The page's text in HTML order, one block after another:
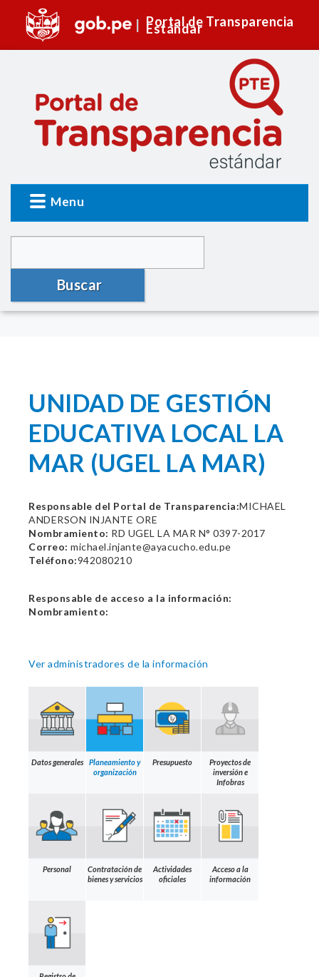
Portal de Transparencia
Estándar
Menu
Buscar
UNIDAD DE GESTIÓN
EDUCATIVA LOCAL LA
MAR (UGEL LA MAR)
Responsable del Portal de Transparencia:MICHAEL
ANDERSON INJANTE ORE
Nombramiento: RD UGEL LA MAR N° 0397-2017
Correo: michael.injante@ayacucho.edu.pe
Teléfono:942080210
Responsable de acceso a la información:
Nombramiento:
Ver administradores de la información
Datos generales
Planeamiento y
organización
Presupuesto
Proyectos de
inversión e
Infobras
Personal
Contratación de
bienes y servicios
Actividades
oficiales
Acceso a la
información